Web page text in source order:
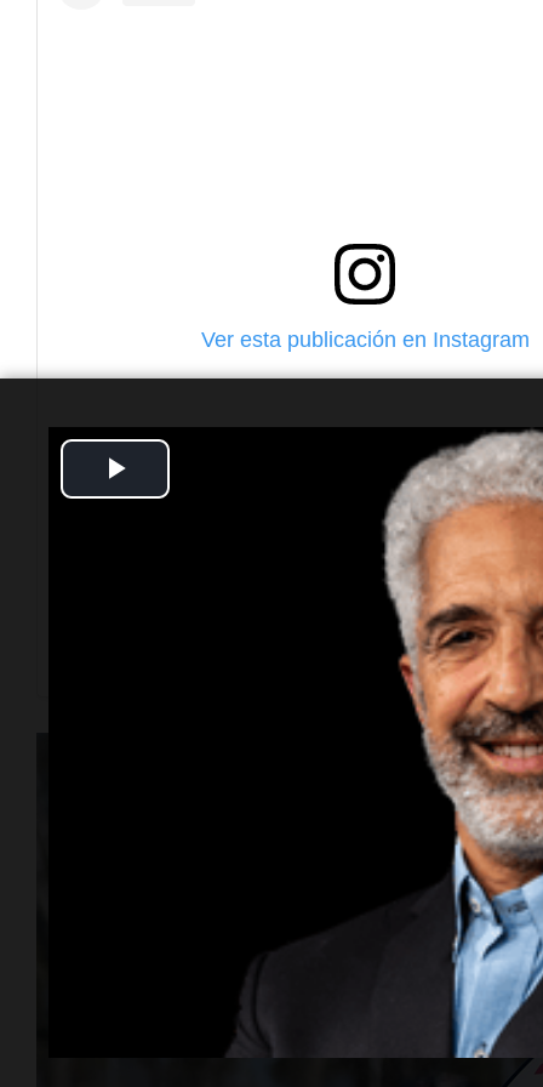
Ver esta publicación en Instagram
Una publicación compartida por Cadena 3 Motor